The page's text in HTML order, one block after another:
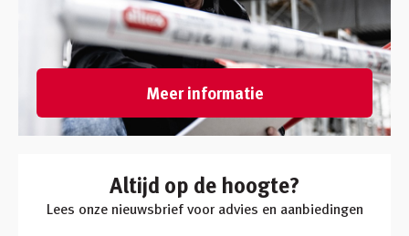
Meer informatie
Altijd op de hoogte?
Lees onze nieuwsbrief voor advies en aanbiedingen